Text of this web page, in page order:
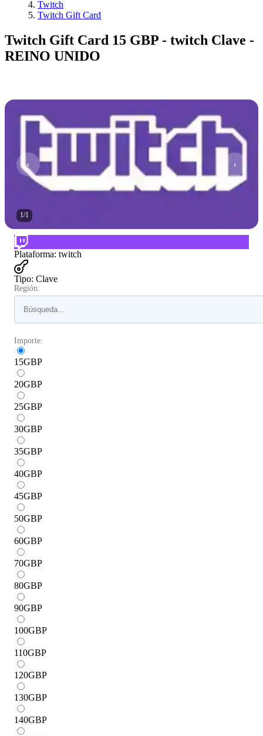
Twitch
Twitch Gift Card
Twitch Gift Card 15 GBP - twitch Clave -
REINO UNIDO
1/1
Plataforma: twitch
Tipo: Clave
Región:
Importe:
15GBP
20GBP
25GBP
30GBP
35GBP
40GBP
45GBP
50GBP
60GBP
70GBP
80GBP
90GBP
100GBP
110GBP
120GBP
130GBP
140GBP